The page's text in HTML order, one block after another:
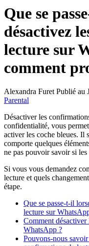
Que se
désactivez
lecture sur
comment
Alexandra Furet Publié au
Parental
Désactiver les
confidentialité, vous
activer les coche bleues. Il
comporte quelques
ne pas pouvoir savoir si les
Si vous vous demandez
lecture et quels
étape.
Que se passe-t-il
lecture sur
Comment
WhatsApp ?
Pouvons-nous